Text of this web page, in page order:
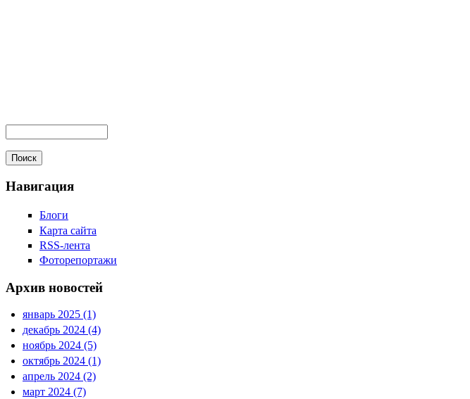
Навигация
Блоги
Карта сайта
RSS-лента
Фоторепортажи
Архив новостей
январь 2025 (1)
декабрь 2024 (4)
ноябрь 2024 (5)
октябрь 2024 (1)
апрель 2024 (2)
март 2024 (7)